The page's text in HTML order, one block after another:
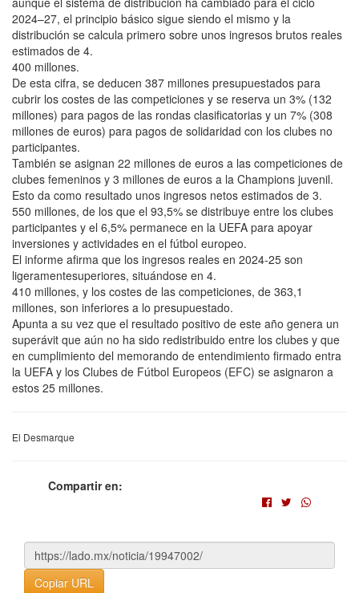
2024–27, el principio básico sigue siendo el mismo y la
distribución se calcula primero sobre unos ingresos brutos reales
estimados de 4.
400 millones.
De esta cifra, se deducen 387 millones presupuestados para
cubrir los costes de las competiciones y se reserva un 3% (132
millones) para pagos de las rondas clasificatorias y un 7% (308
millones de euros) para pagos de solidaridad con los clubes no
participantes.
También se asignan 22 millones de euros a las competiciones de
clubes femeninos y 3 millones de euros a la Champions juvenil.
Esto da como resultado unos ingresos netos estimados de 3.
550 millones, de los que el 93,5% se distribuye entre los clubes
participantes y el 6,5% permanece en la UEFA para apoyar
inversiones y actividades en el fútbol europeo.
El informe afirma que los ingresos reales en 2024-25 son
ligeramentesuperiores, situándose en 4.
410 millones, y los costes de las competiciones, de 363,1
millones, son inferiores a lo presupuestado.
Apunta a su vez que el resultado positivo de este año genera un
superávit que aún no ha sido redistribuido entre los clubes y que
en cumplimiento del memorando de entendimiento firmado entra
la UEFA y los Clubes de Fútbol Europeos (EFC) se asignaron a
estos 25 millones.
El Desmarque
Compartir en:
Copiar URL